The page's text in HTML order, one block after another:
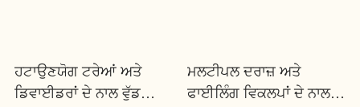
ਹਟਾਉਣਯੋਗ ਟਰੇਆਂ ਅਤੇ
ਡਿਵਾਈਡਰਾਂ ਦੇ ਨਾਲ ਵੁੱਡ
ਮਲਟੀਪਲ ਦਰਾਜ਼ ਅਤੇ
ਫਾਈਲਿੰਗ ਵਿਕਲਪਾਂ ਦੇ ਨਾਲ